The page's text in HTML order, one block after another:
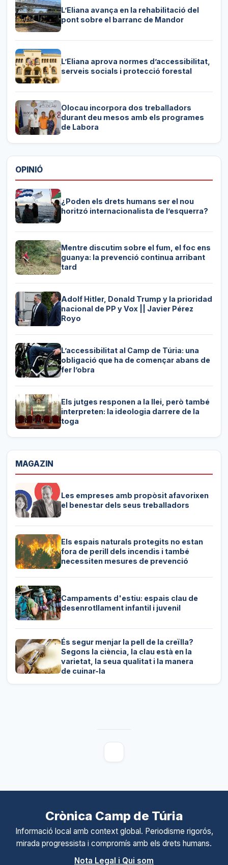
L’Eliana avança en la rehabilitació del
pont sobre el barranc de Mandor
L’Eliana aprova normes d’accessibilitat,
serveis socials i protecció forestal
Olocau incorpora dos treballadors
durant deu mesos amb els programes
de Labora
OPINIÓ
¿Poden els drets humans ser el nou
horitzó internacionalista de l’esquerra?
Mentre discutim sobre el fum, el foc ens
guanya: la prevenció continua arribant
tard
Adolf Hitler, Donald Trump y la prioridad
nacional de PP y Vox || Javier Pérez
Royo
L’accessibilitat al Camp de Túria: una
obligació que ha de començar abans de
fer l’obra
Els jutges responen a la llei, però també
interpreten: la ideologia darrere de la
toga
MAGAZIN
Les empreses amb propòsit afavorixen
el benestar dels seus treballadors
Els espais naturals protegits no estan
fora de perill dels incendis i també
necessiten mesures de prevenció
Campaments d'estiu: espais clau de
desenrotllament infantil i juvenil
És segur menjar la pell de la creïlla?
Segons la ciència, la clau està en la
varietat, la seua qualitat i la manera
de cuinar-la
Crònica Camp de Túria
Informació local amb context global. Periodisme rigorós,
mirada progressista i compromís amb els drets humans.
Nota Legal i Qui som